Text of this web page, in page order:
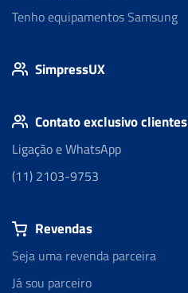
Tenho equipamentos Samsung
SimpressUX
Contato exclusivo clientes
Ligação e WhatsApp
(11) 2103-9753
Revendas
Seja uma revenda parceira
Já sou parceiro